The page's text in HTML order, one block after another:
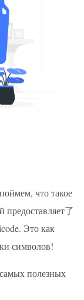
что такое
предоставляет了
Это как
символов!
полезных